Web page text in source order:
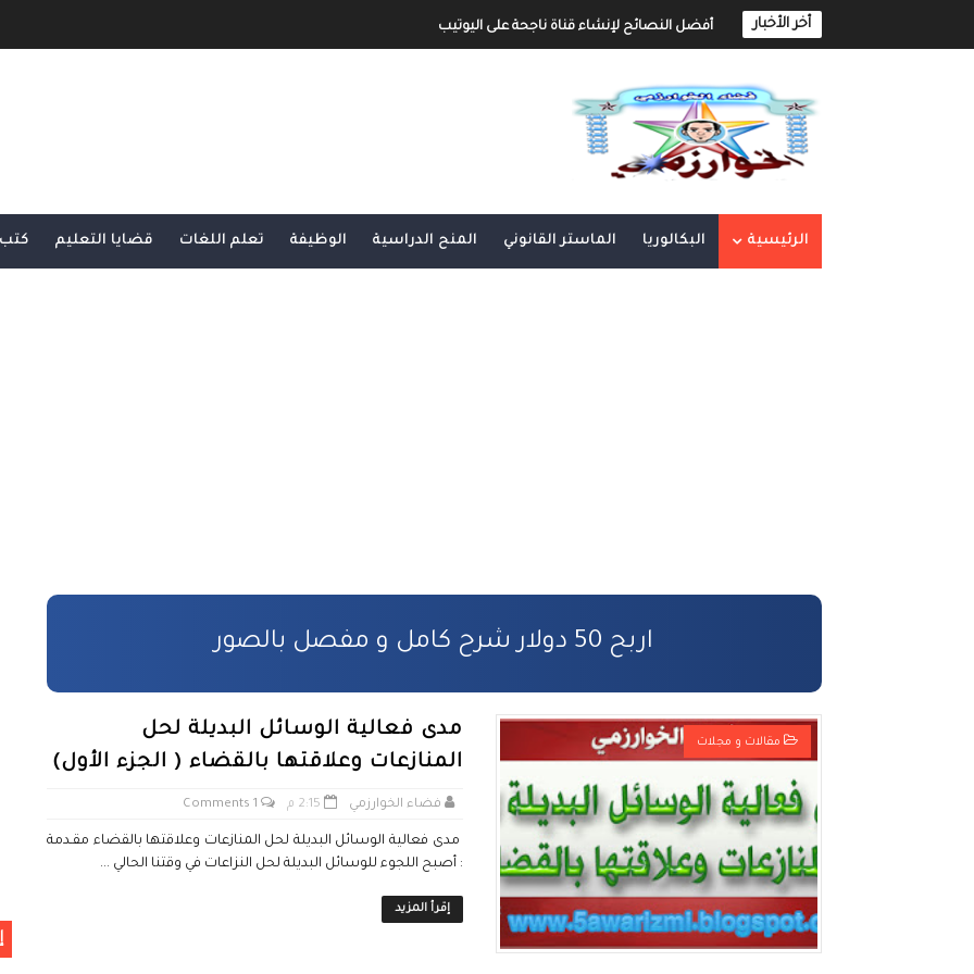
أخر الأخبار أفضل النصائح لإنشاء قناة ناجحة على اليوتيب
أفضل طرق الربح من مدونة بلوجر
خطوة بخطوة كيفية إنشاء مدونة بلوجر و الربح منها
إنشاء المحتوى الرقمي و الربح منه شرح شامل و مفصل
كفالة الأطفال المهملين
مدونة الأسرة وفق أخر تحيين
قانون المسطرة المدنية وفق أخر تحيين
المادة المدنية : جميع القوانين المتعلقة بالمادة المدنية
المسؤولية المدنية في مجال الأضرار النووية
الأمن السيبراني قانون رقم05.20
الرئيسية البكالوريا الماستر القانوني المنح الدراسية الوظيفة تعلم اللغات قضايا التعليم كتب
اربح 50 دولار شرح كامل و مفصل بالصور
مقالات و مجلات
مدى فعالية الوسائل البديلة لحل
المنازعات وعلاقتها بالقضاء ( الجزء الأول)
فضاء الخوارزمي 2:15 م 1 Comments
مدى فعالية الوسائل البديلة لحل المنازعات وعلاقتها بالقضاء مقـدمة
: أصبح اللجوء للوسائل البديلة لحل النزاعات في وقتنا الحالي ...
إقرأ المزيد